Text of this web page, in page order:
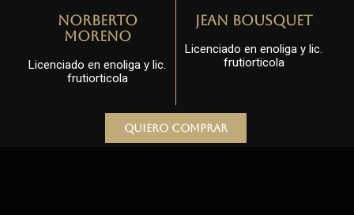
Norberto
Moreno
Licenciado en enoliga y lic.
frutiorticola
Jean Bousquet
Licenciado en enoliga y lic.
frutiorticola
Quiero comprar